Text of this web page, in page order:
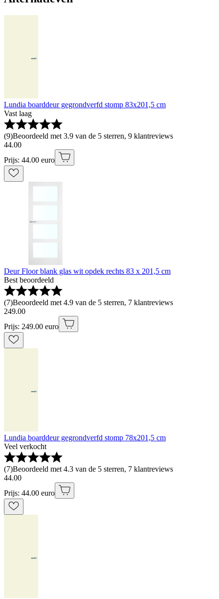
Lundia boarddeur gegrondverfd stomp 83x201,5 cm
Vast laag
(9)Beoordeeld met 3.9 van de 5 sterren, 9 klantreviews
44.00
Prijs: 44.00 euro
Deur Floor blank glas wit opdek rechts 83 x 201,5 cm
Best beoordeeld
(7)Beoordeeld met 4.9 van de 5 sterren, 7 klantreviews
249.00
Prijs: 249.00 euro
Lundia boarddeur gegrondverfd stomp 78x201,5 cm
Veel verkocht
(7)Beoordeeld met 4.3 van de 5 sterren, 7 klantreviews
44.00
Prijs: 44.00 euro